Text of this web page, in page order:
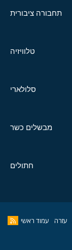
תחבורה ציבורית
טלוויזיה
סלולארי
מבשלים כשר
חתולים
עזרה עמוד ראשי